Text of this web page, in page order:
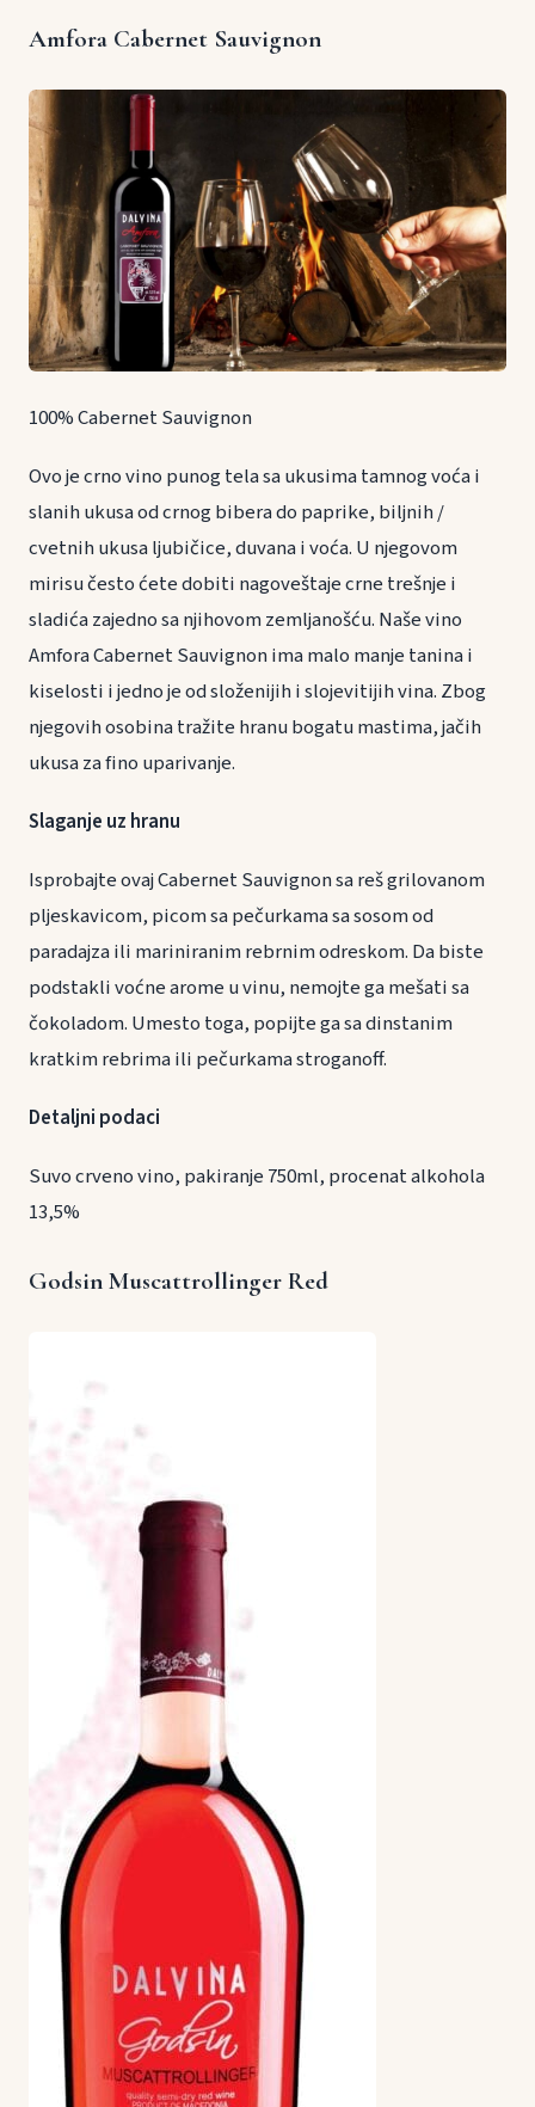
Amfora Cabernet Sauvignon
100% Cabernet Sauvignon
Ovo je crno vino punog tela sa ukusima tamnog voća i
slanih ukusa od crnog bibera do paprike, biljnih /
cvetnih ukusa ljubičice, duvana i voća. U njegovom
mirisu često ćete dobiti nagoveštaje crne trešnje i
sladića zajedno sa njihovom zemljanošću. Naše vino
Amfora Cabernet Sauvignon ima malo manje tanina i
kiselosti i jedno je od složenijih i slojevitijih vina. Zbog
njegovih osobina tražite hranu bogatu mastima, jačih
ukusa za fino uparivanje.
Slaganje uz hranu
Isprobajte ovaj Cabernet Sauvignon sa reš grilovanom
pljeskavicom, picom sa pečurkama sa sosom od
paradajza ili mariniranim rebrnim odreskom. Da biste
podstakli voćne arome u vinu, nemojte ga mešati sa
čokoladom. Umesto toga, popijte ga sa dinstanim
kratkim rebrima ili pečurkama stroganoff.
Detaljni podaci
Suvo crveno vino, pakiranje 750ml, procenat alkohola
13,5%
Godsin Muscattrollinger Red